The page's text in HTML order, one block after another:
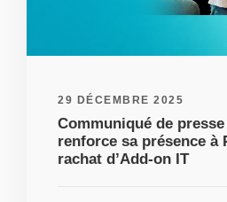
29 DÉCEMBRE 2025
Communiqué de presse
renforce sa présence à
rachat d’Add-on IT